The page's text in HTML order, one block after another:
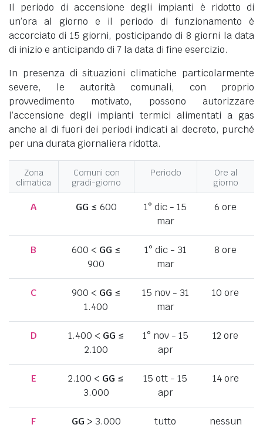
Il periodo di accensione degli impianti è ridotto di
un’ora al giorno e il periodo di funzionamento è
accorciato di 15 giorni, posticipando di 8 giorni la data
di inizio e anticipando di 7 la data di fine esercizio.
In presenza di situazioni climatiche particolarmente
severe, le autorità comunali, con proprio
provvedimento motivato, possono autorizzare
l’accensione degli impianti termici alimentati a gas
anche al di fuori dei periodi indicati al decreto, purché
per una durata giornaliera ridotta.
Zona
climatica
Comuni con
gradi-giorno
Periodo
Ore al
giorno
A GG ≤ 600
1° dic - 15
mar
6 ore
B 600 < GG ≤
900
1° dic - 31
mar
8 ore
C 900 < GG ≤
1.400
15 nov - 31
mar
10 ore
D 1.400 < GG ≤
2.100
1° nov - 15
apr
12 ore
E 2.100 < GG ≤
3.000
15 ott - 15
apr
14 ore
F GG > 3.000
tutto
nessun